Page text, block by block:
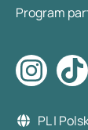
Program
PL |